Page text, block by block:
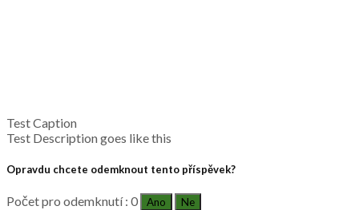
Test Caption
Test Description goes like this
Opravdu chcete odemknout tento příspěvek?
Počet pro odemknutí : 0 Ano Ne